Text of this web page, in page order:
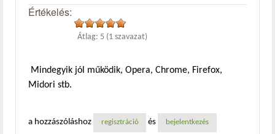
Értékelés:
Átlag: 5 (1 szavazat)
Mindegyik jól működik, Opera, Chrome, Firefox,
Midori stb.
a hozzászóláshoz regisztráció és bejelentkezés